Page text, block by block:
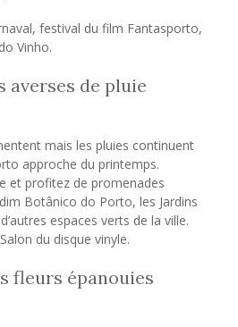
festival du film Fantasporto,
Vinho.
averses de pluie
mais les pluies continuent
approche du printemps.
et profitez de promenades
Botânico do Porto, les Jardins
espaces verts de la ville.
Salon du disque vinyle.
fleurs épanouies